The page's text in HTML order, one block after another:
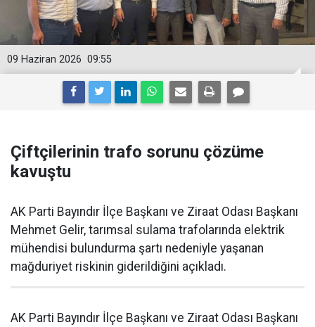
09:55
09 Haziran 2026
Çiftçilerinin trafo sorunu çözüme
kavuştu
AK Parti Bayındır İlçe Başkanı ve Ziraat Odası Başkanı
Mehmet Gelir, tarımsal sulama trafolarında elektrik
mühendisi bulundurma şartı nedeniyle yaşanan
mağduriyet riskinin giderildiğini açıkladı.
AK Parti Bayındır İlçe Başkanı ve Ziraat Odası Başkanı